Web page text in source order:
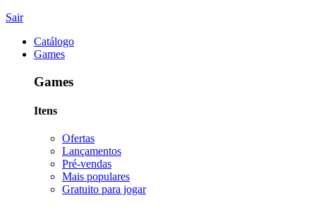
Sair
Catálogo
Games
Games
Itens
Ofertas
Lançamentos
Pré-vendas
Mais populares
Gratuito para jogar